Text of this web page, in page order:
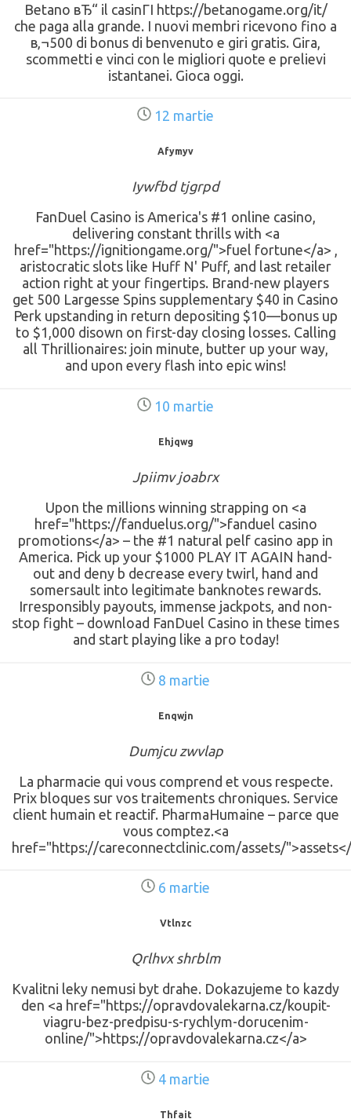
Betano вЂ“ il casinГІ https://betanogame.org/it/
che paga alla grande. I nuovi membri ricevono fino a
в‚¬500 di bonus di benvenuto e giri gratis. Gira,
scommetti e vinci con le migliori quote e prelievi
istantanei. Gioca oggi.
12 martie
Afymyv
Iywfbd tjgrpd
FanDuel Casino is America's #1 online casino,
delivering constant thrills with <a
href="https://ignitiongame.org/">fuel fortune</a> ,
aristocratic slots like Huff N' Puff, and last retailer
action right at your fingertips. Brand-new players
get 500 Largesse Spins supplementary $40 in Casino
Perk upstanding in return depositing $10—bonus up
to $1,000 disown on first-day closing losses. Calling
all Thrillionaires: join minute, butter up your way,
and upon every flash into epic wins!
10 martie
Ehjqwg
Jpiimv joabrx
Upon the millions winning strapping on <a
href="https://fanduelus.org/">fanduel casino
promotions</a> – the #1 natural pelf casino app in
America. Pick up your $1000 PLAY IT AGAIN hand-
out and deny b decrease every twirl, hand and
somersault into legitimate banknotes rewards.
Irresponsibly payouts, immense jackpots, and non-
stop fight – download FanDuel Casino in these times
and start playing like a pro today!
8 martie
Enqwjn
Dumjcu zwvlap
La pharmacie qui vous comprend et vous respecte.
Prix bloques sur vos traitements chroniques. Service
client humain et reactif. PharmaHumaine – parce que
vous comptez.<a
href="https://careconnectclinic.com/assets/
6 martie
Vtlnzc
Qrlhvx shrblm
Kvalitni leky nemusi byt drahe. Dokazujeme to kazdy
den <a href="https://opravdovalekarna.cz/koupit-
viagru-bez-predpisu-s-rychlym-dorucenim-
online/">https://opravdovalekarna.cz</a>
4 martie
Thfait